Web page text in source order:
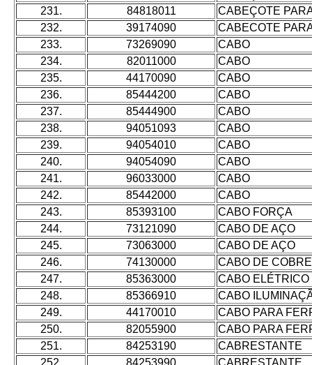
231. 84818011
CABEÇOTE
232.
39174090
CABECOTE
233.
73269090
CABO
234.
82011000
CABO
235.
44170090
CABO
236.
85444200
CABO
237.
85444900
CABO
238.
94051093
CABO
239.
94054010
CABO
240.
94054090
CABO
241.
96033000
CABO
242.
85442000
CABO
243.
85393100
CABO FORÇA
244.
73121090
CABO DE AÇO
245.
73063000
CABO DE AÇO
246.
74130000
CABO DE COBRE
247.
85363000
CABO
248.
85366910
CABO
249.
44170010
CABO PARA
250.
82055900
CABO PARA
251.
84253190
CABRESTANTE
252.
84253990
CABRESTANTE